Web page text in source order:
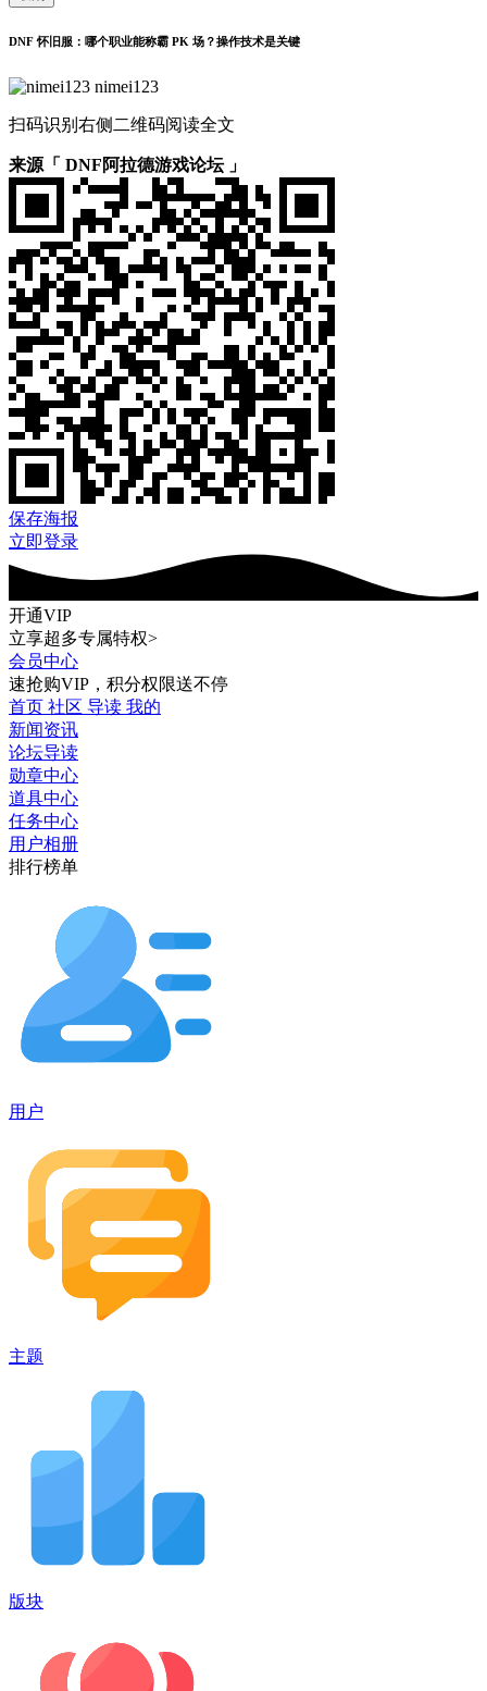
DNF 怀旧服：哪个职业能称霸 PK 场？操作技术是关键
nimei123
扫码识别右侧二维码阅读全文
来源「 DNF阿拉德游戏论坛 」
保存海报
立即登录
开通VIP
立享超多专属特权>
会员中心
速抢购VIP，积分权限送不停
首页 社区 导读 我的
新闻资讯
论坛导读
勋章中心
道具中心
任务中心
用户相册
排行榜单
用户
主题
版块